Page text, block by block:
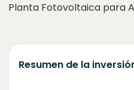
Planta Fotovoltaica para
Resumen de la